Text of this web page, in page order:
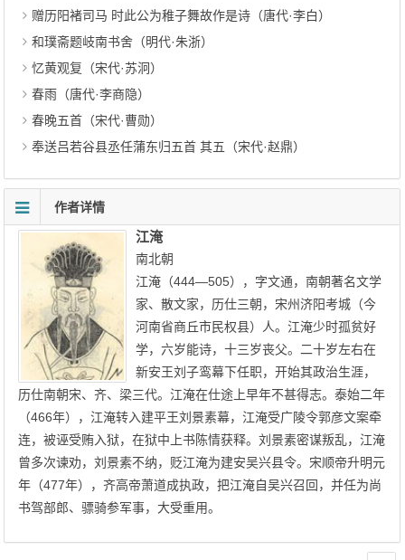
赠历阳褚司马 时此公为稚子舞故作是诗（唐代·李白）
和璞斋题岐南书舍（明代·朱浙）
忆黄观复（宋代·苏泂）
春雨（唐代·李商隐）
春晚五首（宋代·曹勋）
奉送吕若谷县丞任蒲东归五首 其五（宋代·赵鼎）
作者详情
江淹
南北朝
江淹（444—505），字文通，南朝著名文学
家、散文家，历仕三朝，宋州济阳考城（今
河南省商丘市民权县）人。江淹少时孤贫好
学，六岁能诗，十三岁丧父。二十岁左右在
新安王刘子鸾幕下任职，开始其政治生涯，
历仕南朝宋、齐、梁三代。江淹在仕途上早年不甚得志。泰始二年
（466年），江淹转入建平王刘景素幕，江淹受广陵令郭彦文案牵
连，被诬受贿入狱，在狱中上书陈情获释。刘景素密谋叛乱，江淹
曾多次谏劝，刘景素不纳，贬江淹为建安吴兴县令。宋顺帝升明元
年（477年），齐高帝萧道成执政，把江淹自吴兴召回，并任为尚
书驾部郎、骠骑参军事，大受重用。